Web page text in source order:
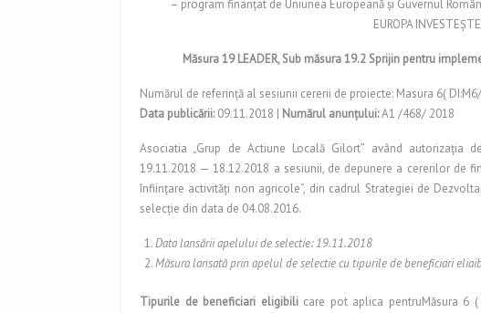
– program finanţat de Uniunea Europeană şi Guvernul
EUROPA
Măsura 19 LEADER, Sub măsura 19.2 Sprijin pentru
Numărul de referinţă al sesiunii cererii de proiecte: Masura 6(
Data publicării:09.11.2018 | Numărul anunţului:A1 /468/ 2018
Asociatia „Grup de Actiune Locală Gilort” având autorizaţia
19.11.2018 — 18.12.2018 a sesiunii, de depunere a cererilor de
înfiinţare activităţi non agricole”, din cadrul Strategiei de
selecţie din data de 04.08.2016.
Data lansării apelului de selectie: 19.11.2018
Măsura lansată prin apelul de selectie cu tipurile de beneficiari
Tipurile de beneficiari eligibilicare pot aplica pentruMăsura 6 (